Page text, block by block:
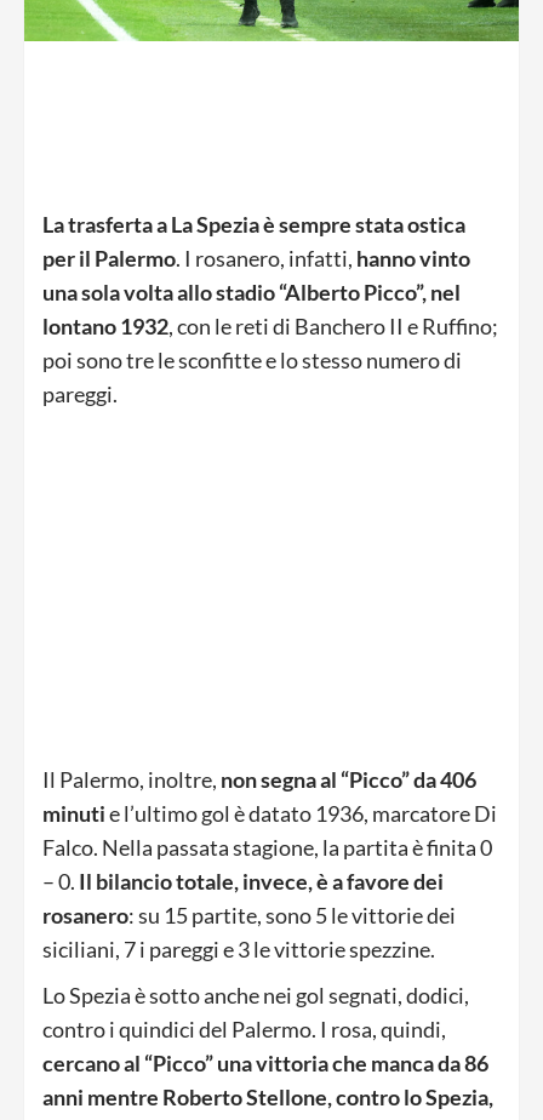
La trasferta a La Spezia è sempre stata ostica
per il Palermo. I rosanero, infatti, hanno vinto
una sola volta allo stadio “Alberto Picco”, nel
lontano 1932, con le reti di Banchero II e Ruffino;
poi sono tre le sconfitte e lo stesso numero di
pareggi.
Il Palermo, inoltre, non segna al “Picco” da 406
minutie l’ultimo gol è datato 1936, marcatore Di
Falco. Nella passata stagione, la partita è finita 0
– 0. Il bilancio totale, invece, è a favore dei
rosanero: su 15 partite, sono 5 le vittorie dei
siciliani, 7 i pareggi e 3 le vittorie spezzine.
Lo Spezia è sotto anche nei gol segnati, dodici,
contro i quindici del Palermo. I rosa, quindi,
cercano al “Picco” una vittoria che manca da 86
anni mentre Roberto Stellone, contro lo Spezia,